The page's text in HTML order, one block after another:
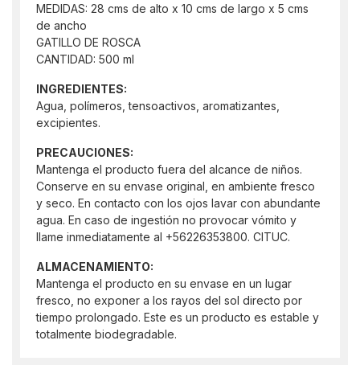
MEDIDAS: 28 cms de alto x 10 cms de largo x 5 cms
de ancho
GATILLO DE ROSCA
CANTIDAD: 500 ml
INGREDIENTES:
Agua, polímeros, tensoactivos, aromatizantes,
excipientes.
PRECAUCIONES:
Mantenga el producto fuera del alcance de niños.
Conserve en su envase original, en ambiente fresco
y seco. En contacto con los ojos lavar con abundante
agua. En caso de ingestión no provocar vómito y
llame inmediatamente al +56226353800. CITUC.
ALMACENAMIENTO:
Mantenga el producto en su envase en un lugar
fresco, no exponer a los rayos del sol directo por
tiempo prolongado. Este es un producto es estable y
totalmente biodegradable.